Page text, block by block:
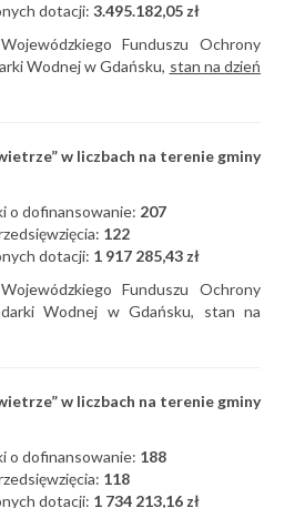
dotacji: 3.495.182,05 zł
Funduszu Ochrony
Wodnej w Gdańsku, stan na dzień
w liczbach na terenie gminy
o dofinansowanie: 207
122
dotacji: 1 917 285,43 zł
Funduszu Ochrony
Wodnej w Gdańsku, stan na
w liczbach na terenie gminy
o dofinansowanie: 188
118
dotacji: 1 734 213,16 zł